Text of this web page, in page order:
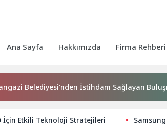
Ana Sayfa Hakkımızda Firma Rehberi
Belediyesi’nden İstihdam Sağlayan Buluşmalar
İçin Etkili Teknoloji Stratejileri